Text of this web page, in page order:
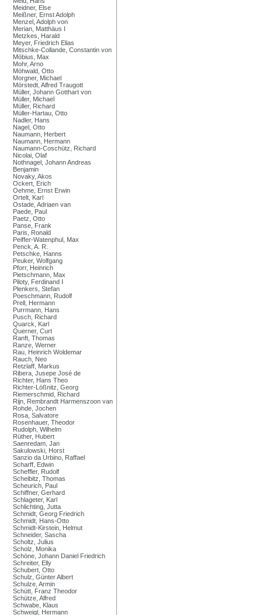
Meidner, Else
Meißner, Ernst Adolph
Menzel, Adolph von
Merian, Matthäus I
Metzkes, Harald
Meyer, Friedrich Elias
Mitschke-Collande, Constantin von
Möbius, Max
Mohr, Arno
Möhwald, Otto
Morgner, Michael
Mörstedt, Alfred Traugott
Müller, Johann Gotthart von
Müller, Michael
Müller, Richard
Müller-Hartau, Otto
Nadler, Hans
Nagel, Otto
Naumann, Herbert
Naumann, Hermann
Naumann-Coschütz, Richard
Nicolai, Olaf
Nothnagel, Johann Andreas
Benjamin
Novaky, Akos
Ockert, Erich
Oehme, Ernst Erwin
Ortelt, Karl
Ostade, Adriaen van
Paede, Paul
Paetz, Otto
Panse, Frank
Paris, Ronald
Peiffer-Watenphul, Max
Penck, A. R.
Petschke, Hanns
Peuker, Wolfgang
Pforr, Heinrich
Pietschmann, Max
Piloty, Ferdinand I
Plenkers, Stefan
Poeschmann, Rudolf
Prell, Hermann
Purrmann, Hans
Pusch, Richard
Quarck, Karl
Querner, Curt
Ranft, Thomas
Ranze, Werner
Rau, Heinrich Woldemar
Rauch, Neo
Retzlaff, Markus
Ribera, Jusepe José de
Richter, Hans Theo
Richter-Lößnitz, Georg
Riemerschmid, Richard
Rijn, Rembrandt Harmenszoon van
Rohde, Jochen
Rosa, Salvatore
Rosenhauer, Theodor
Rudolph, Wilhelm
Rüther, Hubert
Saenredam, Jan
Sakulowski, Horst
Sanzio da Urbino, Raffael
Scharff, Edwin
Scheffler, Rudolf
Scheibitz, Thomas
Scheurich, Paul
Schiffner, Gerhard
Schlageter, Karl
Schlichting, Jutta
Schmidt, Georg Friedrich
Schmidt, Hans-Otto
Schmidt-Kirstein, Helmut
Schneider, Sascha
Scholtz, Julius
Scholz, Monika
Schöne, Johann Daniel Friedrich
Schreiter, Elly
Schubert, Otto
Schulz, Günter Albert
Schulze, Armin
Schütt, Franz Theodor
Schütze, Alfred
Schwabe, Klaus
Schweigl, Hermann